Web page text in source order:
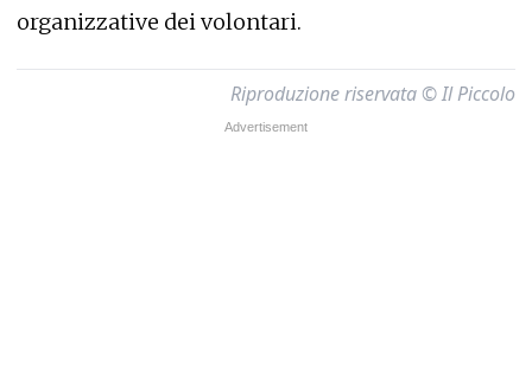
organizzative dei volontari.
Riproduzione riservata © Il Piccolo